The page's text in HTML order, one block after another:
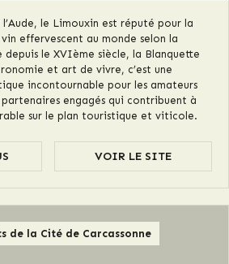
le Limouxin est réputé pour la
effervescent au monde selon la
le XVIème siècle, la Blanquette
et art de vivre, c’est une
incontournable pour les amateurs
partenaires engagés qui contribuent à
sur le plan touristique et viticole.
VOIR LE SITE
de la Cité de Carcassonne